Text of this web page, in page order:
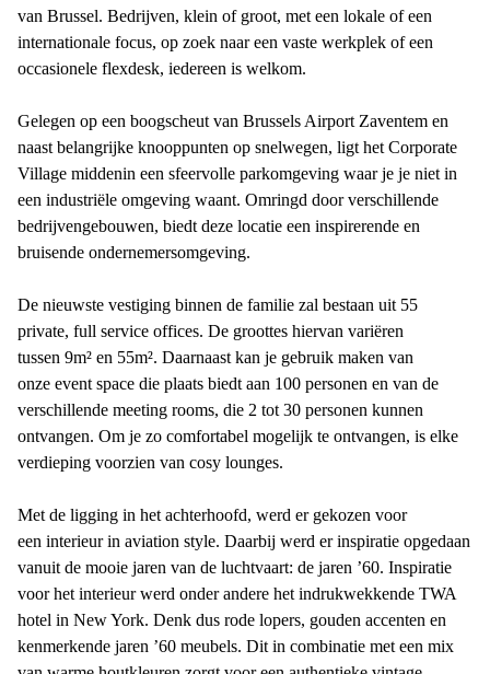
van Brussel. Bedrijven, klein of groot, met een lokale of een
internationale focus, op zoek naar een vaste werkplek of een
occasionele flexdesk, iedereen is welkom.
Gelegen op een boogscheut van Brussels Airport Zaventem en
naast belangrijke knooppunten op snelwegen, ligt het Corporate
Village middenin een sfeervolle parkomgeving waar je je niet in
een industriële omgeving waant. Omringd door verschillende
bedrijvengebouwen, biedt deze locatie een inspirerende en
bruisende ondernemersomgeving.
De nieuwste vestiging binnen de familie zal bestaan uit 55
private, full service offices. De groottes hiervan variëren
tussen 9m² en 55m². Daarnaast kan je gebruik maken van
onze event space die plaats biedt aan 100 personen en van de
verschillende meeting rooms, die 2 tot 30 personen kunnen
ontvangen. Om je zo comfortabel mogelijk te ontvangen, is elke
verdieping voorzien van cosy lounges.
Met de ligging in het achterhoofd, werd er gekozen voor
een interieur in aviation style. Daarbij werd er inspiratie opgedaan
vanuit de mooie jaren van de luchtvaart: de jaren ’60. Inspiratie
voor het interieur werd onder andere het indrukwekkende TWA
hotel in New York. Denk dus rode lopers, gouden accenten en
kenmerkende jaren ’60 meubels. Dit in combinatie met een mix